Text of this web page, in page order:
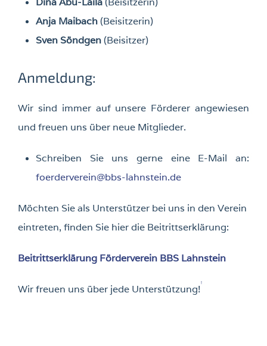
Anja Maibach(Beisitzerin)
Sven Söndgen(Beisitzer)
Anmeldung:
Wir sind immer auf unsere Förderer angewiesen
und freuen uns über neue Mitglieder.
Schreiben Sie uns gerne eine E-Mail an:
foerderverein@bbs-lahnstein.de
Möchten Sie als Unterstützer bei uns in den Verein
eintreten, finden Sie hier die Beitrittserklärung:
Beitrittserklärung Förderverein BBS Lahnstein
Wir freuen uns über jede Unterstützung!
!